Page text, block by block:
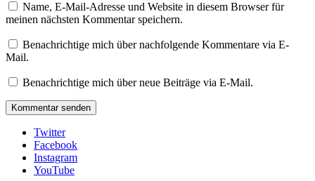
Name, E-Mail-Adresse und Website in diesem Browser für
meinen nächsten Kommentar speichern.
Benachrichtige mich über nachfolgende Kommentare via E-
Mail.
Benachrichtige mich über neue Beiträge via E-Mail.
Twitter
Facebook
Instagram
YouTube